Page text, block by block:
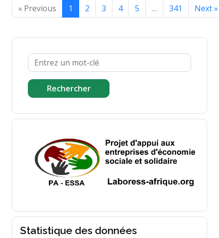
« Previous 1 2 3 4 5 … 341 Next »
Rechercher
Statistique des données